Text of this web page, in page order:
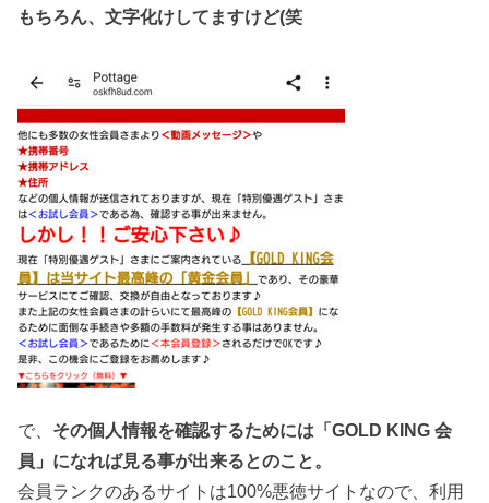
もちろん、文字化けしてますけど(笑
で、 その個人情報を確認するためには「GOLD KING 会
員」になれば見る事が出来るとのこと。
会員ランクのあるサイトは100%悪徳サイトなので、利用